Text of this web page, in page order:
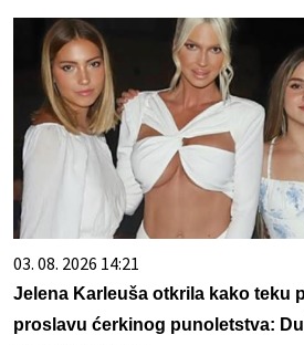
03. 08. 2026 14:21
Jelena Karleuša otkrila kako teku
proslavu ćerkinog punoletstva: